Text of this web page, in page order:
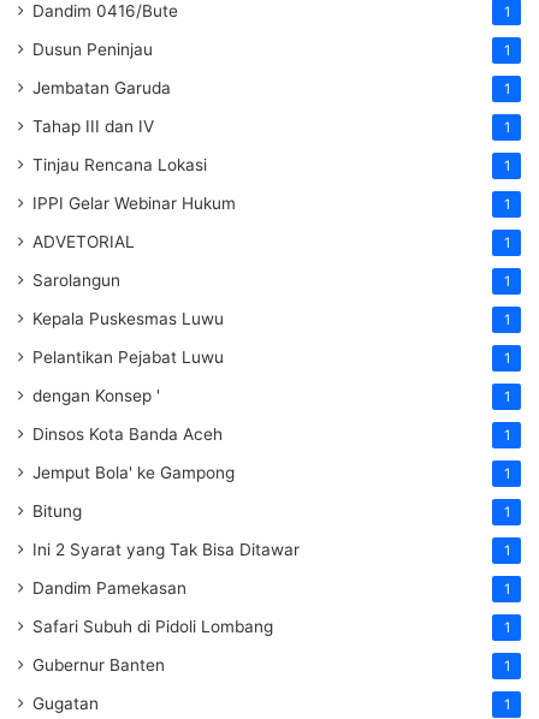
Dandim 0416/Bute 1
Dusun Peninjau 1
Jembatan Garuda 1
Tahap III dan IV 1
Tinjau Rencana Lokasi 1
IPPI Gelar Webinar Hukum 1
ADVETORIAL 1
Sarolangun 1
Kepala Puskesmas Luwu 1
Pelantikan Pejabat Luwu 1
dengan Konsep ' 1
Dinsos Kota Banda Aceh 1
Jemput Bola' ke Gampong 1
Bitung 1
Ini 2 Syarat yang Tak Bisa Ditawar 1
Dandim Pamekasan 1
Safari Subuh di Pidoli Lombang 1
Gubernur Banten 1
Gugatan 1